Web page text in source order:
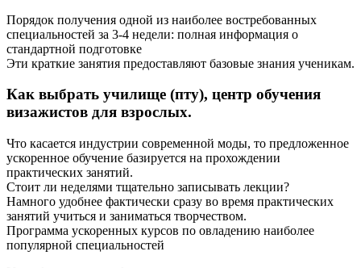
Порядок получения одной из наиболее востребованных
специальностей за 3-4 недели: полная информация о
стандартной подготовке
Эти краткие занятия предоставляют базовые знания ученикам.
Как выбрать училище (пту), центр обучения
визажистов для взрослых.
Что касается индустрии современной моды, то предложенное
ускоренное обучение базируется на прохождении
практических занятий.
Стоит ли неделями тщательно записывать лекции?
Намного удобнее фактически сразу во время практических
занятий учиться и заниматься творчеством.
Программа ускоренных курсов по овладению наиболее
популярной специальностей